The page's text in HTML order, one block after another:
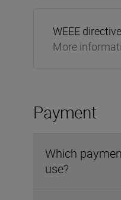
WEEE directive
More
Payment
Which
use?